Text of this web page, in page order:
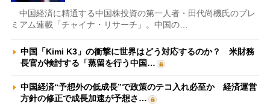
中国経済に精通する中国株投資の第一人者・田代尚機氏のプレ
ミアム連載「チャイナ・リサーチ」。中国の…
中国「Kimi K3」の衝撃に世界はどう対応するのか？ 米財務
長官が検討する「蒸留を行う中国…
中国経済“予想外の低成長”で政策のテコ入れ必至か 経済運営
方針の修正で成長加速が予想さ…